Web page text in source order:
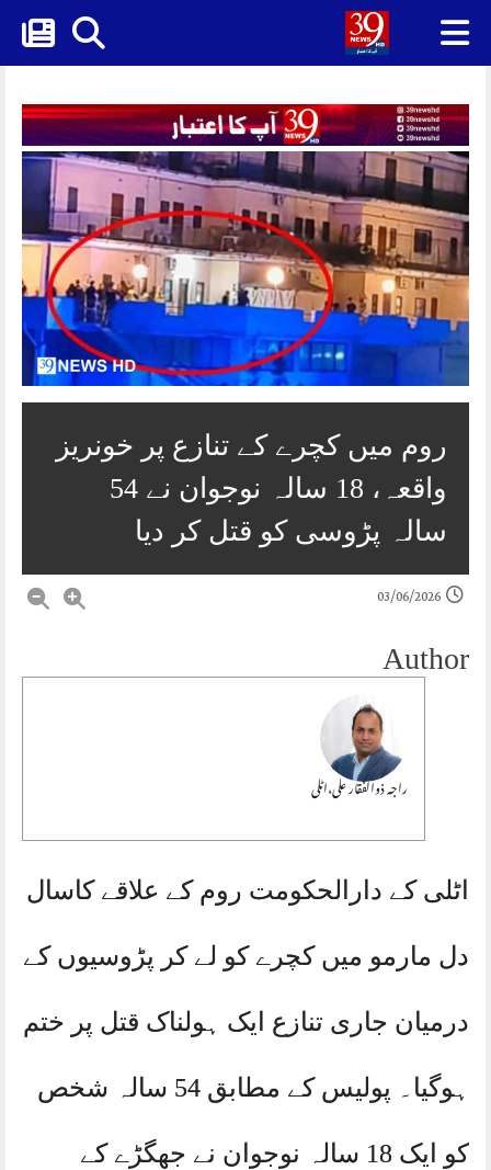
Skip
content
روم میں کچرے کے تنازع پر خونریز
واقعہ، 18 سالہ نوجوان نے 54
سالہ پڑوسی کو قتل کر دیا
03/06/2026
Author
راجہ ذوالفقار علی،اٹلی
اٹلی کے دارالحکومت روم کے علاقے کاسال
دل مارمو میں کچرے کو لے کر پڑوسیوں کے
درمیان جاری تنازع ایک ہولناک قتل پر ختم
ہوگیا۔ پولیس کے مطابق 54 سالہ شخص
کو ایک 18 سالہ نوجوان نے جھگڑے کے